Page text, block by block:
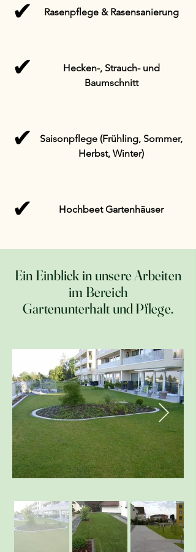
✔ Rasenpflege & Rasensanierung
✔
Hecken-, Strauch- und
Baumschnitt
✔
Saisonpflege (Frühling, Sommer,
Herbst, Winter)
✔ Hochbeet Gartenhäuser
Ein Einblick in unsere Arbeiten
im Bereich
Gartenunterhalt und Pflege.